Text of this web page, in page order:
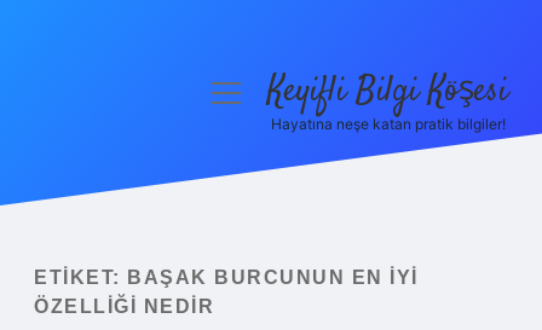
Yasal Uyarı
menüyüKeyifli Bilgi Köşesi
Hayatına neşe katan pratik bilgiler!
ETIKET:
BAŞAK BURCUNUN EN IYI
ÖZELLIĞI NEDIR